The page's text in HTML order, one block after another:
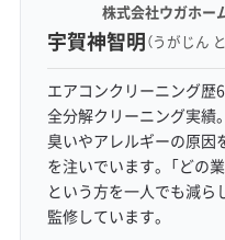
株式会社ウガホー
宇賀神智明（うがじん
エアコンクリーニング歴
全分解クリーニング実績
臭いやアレルギーの原因
を注いでいます。「どの
という方を一人でも減ら
監修しています。